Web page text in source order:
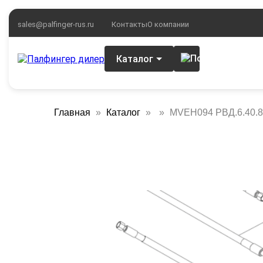
sales@palfinger-rus.ru КонтактыО компании
Каталог
Главная Каталог MVEH094